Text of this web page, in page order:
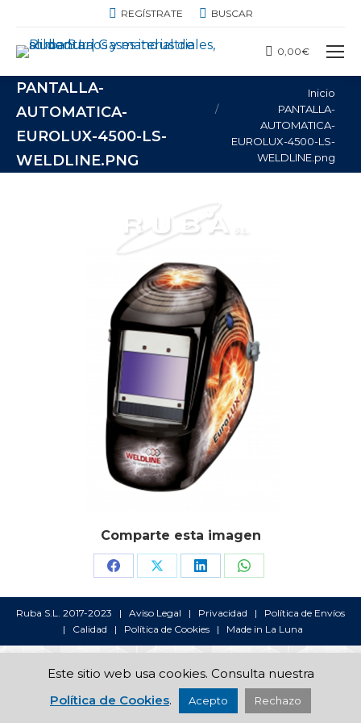
REGÍSTRATE BUSCAR:
BUSCAR
0,00€
PANTALLA-
AUTOMATICA-
EUROLUX-4500-LS-
WELDLINE.PNG
Inicio
PANTALLA-
AUTOMATICA-
EUROLUX-4500-LS-
WELDLINE.png
Comparte esta imagen
Share
on
Facebook
Share
on
X
Share
on
LinkedIn
Share
on
WhatsApp
Ruba S.L. 2017-2023 | Aviso Legal | Privacidad | Política de Envíos
| Calidad | Política de Cookies | Made in La Luna
Este sitio web usa cookies. Consulta nuestra
Política de Cookies. Acepto Rechazo